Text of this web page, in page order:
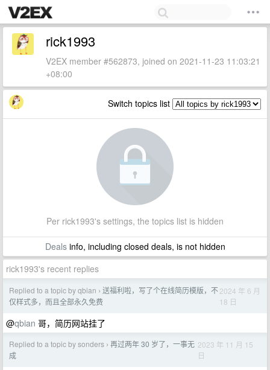
rick1993
V2EX member #562873, joined on 2021-11-23 11:03:21
+08:00
Switch topics list
Per rick1993's settings, the topics list is hidden
Dealsinfo, including closed deals, is not hidden
rick1993's recent replies
Replied to a topic by qbian › 送福利啦，写了个在线简历模版，不
仅样式多，而且全部永久免费
2024 年 6 月
18 日
@qbian 哥，简历网站挂了
Replied to a topic by sonders › 再过两年 30 岁了，一事无
成
2023 年 11 月 15
日